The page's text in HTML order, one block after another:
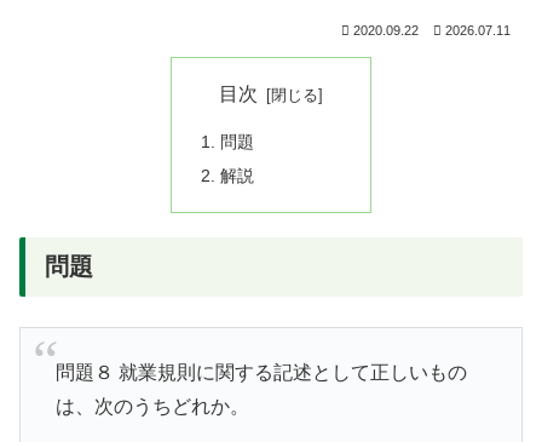
2020.09.22 2026.07.11
目次
問題
解説
問題
問題８ 就業規則に関する記述として正しいもの
は、次のうちどれか。